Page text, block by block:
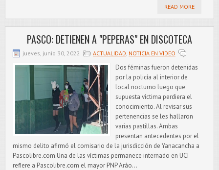
READ MORE
PASCO: DETIENEN A "PEPERAS" EN DISCOTECA
jueves, junio 30, 2022 ACTUALIDAD, NOTICIA EN VIDEO
Dos féminas fueron detenidas
por la policía al interior de
local nocturno luego que
supuesta víctima perdiera el
conocimiento. Al revisar sus
pertenencias se les hallaron
varias pastillas. Ambas
presentan antecedentes por el
mismo delito afirmó el comisario de la jurisdicción de Yanacancha a
Pascolibre.com.Una de las víctimas permanece internado en UCI
refiere a Pascolibre.com el mayor PNP Aráo...